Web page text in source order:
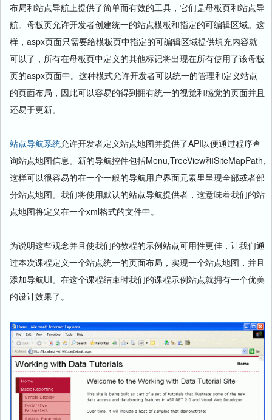
布局和站点导航上提供了简单而有效的工具，它们是母板页和站点导
航。母板页允许开发者创建统一的站点模板和指定的可编辑区域。这
样，aspx页面只需要给模板页中指定的可编辑区域提供填充内容就
可以了，所有在母板页中定义的其他标记将出现在所有使用了该母板
页的aspx页面中。这种模式允许开发者可以统一的管理和定义站点
的页面布局，因此可以容易的得到拥有统一的视觉和感觉的页面并且
还易于更新。
站点导航系统允许开发者定义站点地图并提供了API以便通过程序查
询站点地图信息。新的导航控件包括Menu,TreeView和SiteMapPath,
这样可以很容易的在一个一般的导航用户界面元素里呈现全部或者部
分站点地图。我们将使用默认的站点导航提供者，这意味着我们的站
点地图将定义在一个xml格式的文件中。
为说明这些观念并且使我们的教程的示例站点可用性更佳，让我们通
过本次课程定义一个站点统一的页面布局，实现一个站点地图，并且
添加导航UI。在这个课程结束时我们的课程示例站点就拥有一个优美
的设计效果了。